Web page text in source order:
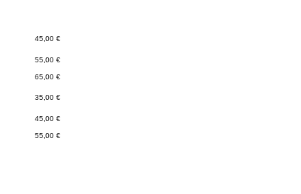
45,00 €
55,00 €
65,00 €
35,00 €
45,00 €
55,00 €